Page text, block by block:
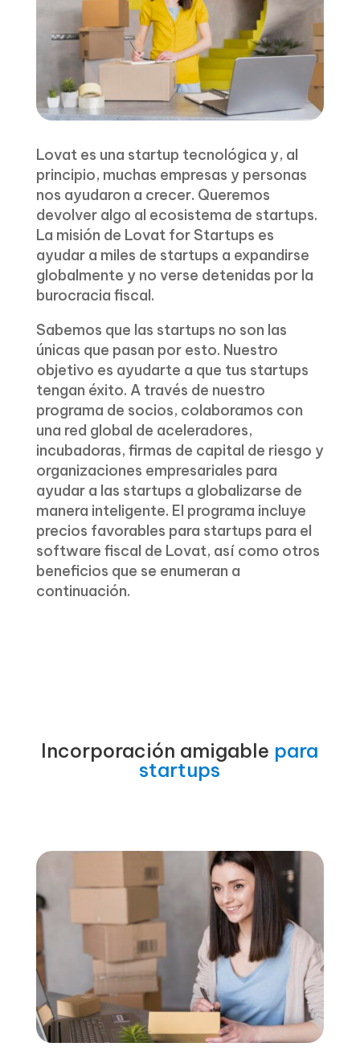
Lovat es una startup tecnológica y, al
principio, muchas empresas y personas
nos ayudaron a crecer. Queremos
devolver algo al ecosistema de startups.
La misión de Lovat for Startups es
ayudar a miles de startups a expandirse
globalmente y no verse detenidas por la
burocracia fiscal.
Sabemos que las startups no son las
únicas que pasan por esto. Nuestro
objetivo es ayudarte a que tus startups
tengan éxito. A través de nuestro
programa de socios, colaboramos con
una red global de aceleradores,
incubadoras, firmas de capital de riesgo y
organizaciones empresariales para
ayudar a las startups a globalizarse de
manera inteligente. El programa incluye
precios favorables para startups para el
software fiscal de Lovat, así como otros
beneficios que se enumeran a
continuación.
Incorporación amigable para
startups